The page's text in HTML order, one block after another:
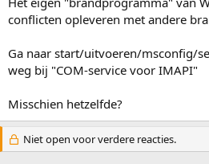
conflicten opleveren met andere
Ga naar start/uitvoeren/msconfig/
weg bij "COM-service voor IMAPI"
Misschien hetzelfde?
Niet open voor verdere reacties.